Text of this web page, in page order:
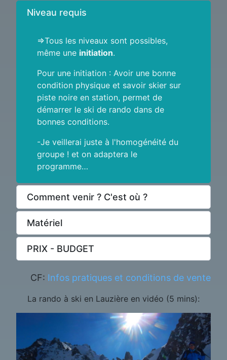
Niveau requis
=>Tous les niveaux sont possibles,
même une initiation.
Pour une initiation : Avoir une bonne
condition physique et savoir skier sur
piste noire en station, permet de
démarrer le ski de rando dans de
bonnes conditions.
-Je veillerai juste à l'homogénéité du
groupe ! et on adaptera le
programme…
Comment venir ? C'est où ?
Matériel
PRIX - BUDGET
CF: Infos pratiques et conditions de vente
La rando à ski en Lauzière en vidéo (5 mins):